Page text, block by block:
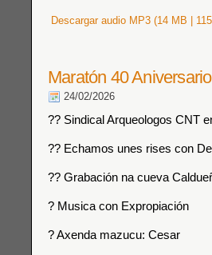
Descargar audio MP3 (14 MB |
Maratón 40
24/02/2026
?? Sindical Arqueologos CNT
?? Echamos unes rises con
?? Grabación na cueva
? Musica con Expropiación
? Axenda mazucu: Cesar